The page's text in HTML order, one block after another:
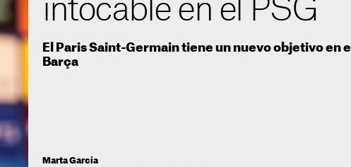
intocable en el PSG
El Paris Saint-Germain tiene un nuevo objetivo en el
Barça
Marta García